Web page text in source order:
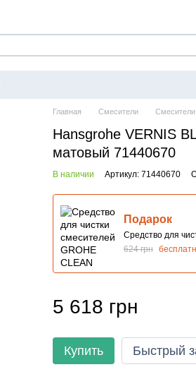
Главная Смесители
Hansgrohe VERNIS
матовый 71440670
В наличии Артикул: 71440670
Подарок
Средство для
624 грн
5 618 грн
Купить Быстрый